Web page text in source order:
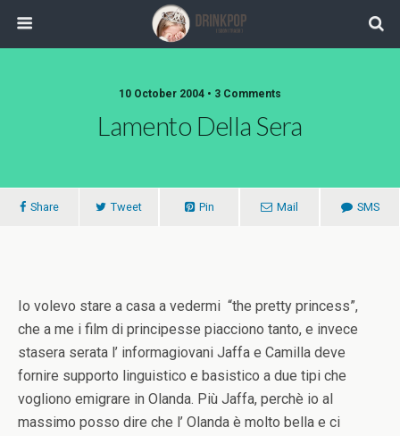
10 October 2004 • 3 Comments
Lamento Della Sera
Share Tweet Pin Mail SMS
Io volevo stare a casa a vedermi “the pretty princess”,
che a me i film di principesse piacciono tanto, e invece
stasera serata l’ informagiovani Jaffa e Camilla deve
fornire supporto linguistico e basistico a due tipi che
vogliono emigrare in Olanda. Più Jaffa, perchè io al
massimo posso dire che l’ Olanda è molto bella e ci